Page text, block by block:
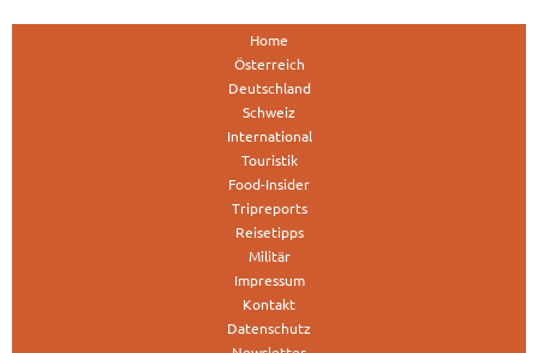
Home
Österreich
Deutschland
Schweiz
International
Touristik
Food-Insider
Tripreports
Reisetipps
Militär
Impressum
Kontakt
Datenschutz